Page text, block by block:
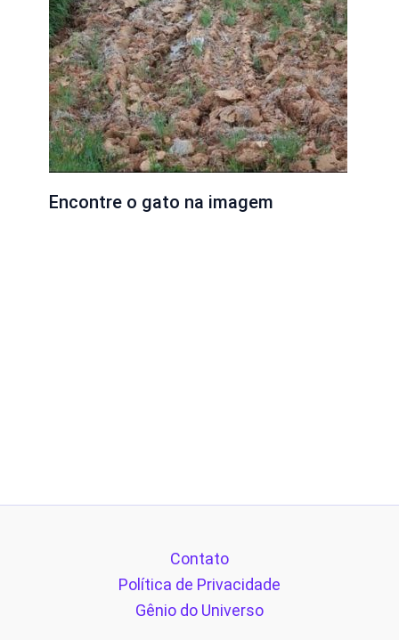
Encontre o gato na imagem
Contato
Política de Privacidade
Gênio do Universo